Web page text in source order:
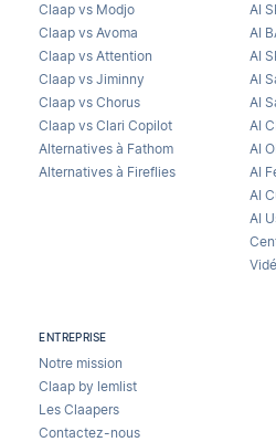
Claap vs Modjo
Claap vs Avoma
Claap vs Attention
Claap vs Jiminny
Claap vs Chorus
Claap vs Clari Copilot
Alternatives à Fathom
Alternatives à Fireflies
AI
AI
AI
AI
AI
AI
AI
AI
AI
AI
ENTREPRISE
Notre mission
Claap by lemlist
Les Claapers
Contactez-nous